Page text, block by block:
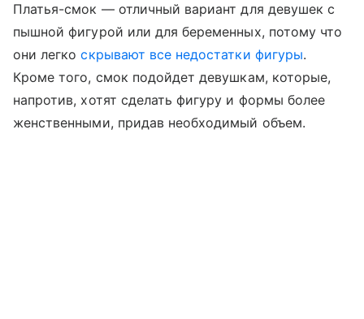
Платья-смок — отличный вариант для девушек с
пышной фигурой или для беременных, потому что
они легкоскрывают все недостатки фигуры.
Кроме того, смок подойдет девушкам, которые,
напротив, хотят сделать фигуру и формы более
женственными, придав необходимый объем.